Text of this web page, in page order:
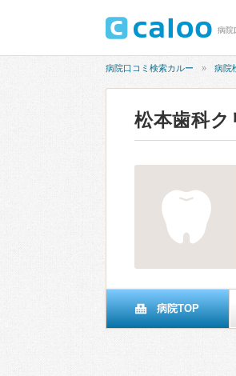
病院
病院口コミ検索カルー 病院
松本歯科ク
病院TOP